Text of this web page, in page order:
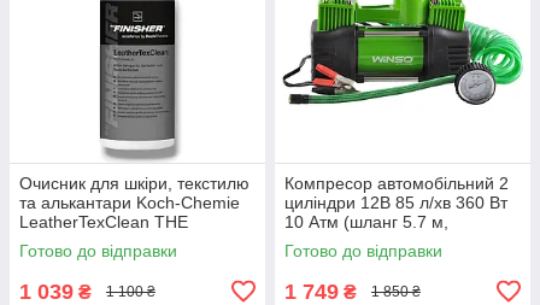
Очисник для шкіри, текстилю
та алькантари Koch-Chemie
LeatherTexClean THE
FINISHER 500 мл
Готово до відправки
1 039 ₴ 1 100 ₴
Компресор автомобільний 2
циліндри 12В 85 л/хв 360 Вт
10 Атм (шланг 5.7 м,
дефлятор)
Готово до відправки
1 749 ₴ 1 850 ₴